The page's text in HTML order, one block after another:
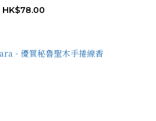
HK$78.00